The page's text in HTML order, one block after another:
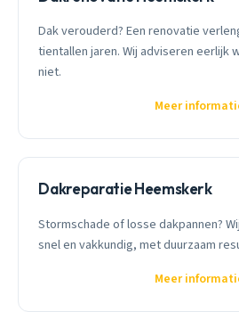
Dak verouderd? Een renovatie
tientallen jaren. Wij adviseren eerlijk
niet.
Meer
Dakreparatie Heemskerk
Stormschade of losse dakpannen?
snel en vakkundig, met duurzaam
Meer